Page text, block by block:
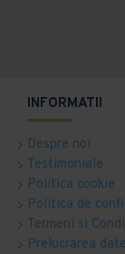
INFORMATII
Despre noi
Testimoniale
Politica cookie
Politica de
Termeni si
Prelucrarea